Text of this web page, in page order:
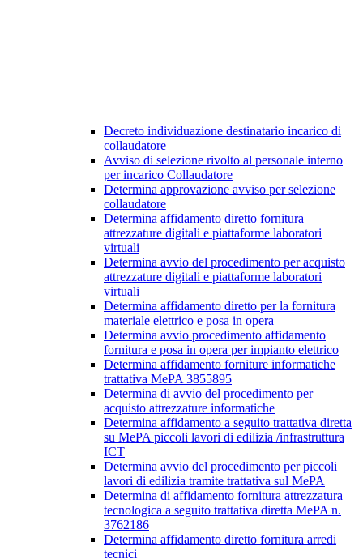
Decreto individuazione destinatario incarico di
collaudatore
Avviso di selezione rivolto al personale interno
per incarico Collaudatore
Determina approvazione avviso per selezione
collaudatore
Determina affidamento diretto fornitura
attrezzature digitali e piattaforme laboratori
virtuali
Determina avvio del procedimento per acquisto
attrezzature digitali e piattaforme laboratori
virtuali
Determina affidamento diretto per la fornitura
materiale elettrico e posa in opera
Determina avvio procedimento affidamento
fornitura e posa in opera per impianto elettrico
Determina affidamento forniture informatiche
trattativa MePA 3855895
Determina di avvio del procedimento per
acquisto attrezzature informatiche
Determina affidamento a seguito trattativa diretta
su MePA piccoli lavori di edilizia /infrastruttura
ICT
Determina avvio del procedimento per piccoli
lavori di edilizia tramite trattativa sul MePA
Determina di affidamento fornitura attrezzatura
tecnologica a seguito trattativa diretta MePA n.
3762186
Determina affidamento diretto fornitura arredi
tecnici